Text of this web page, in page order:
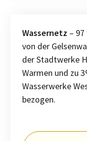
Wassernetz –
von der
der Stadtwerke
Warmen und zu
Wasserwerke
bezogen.